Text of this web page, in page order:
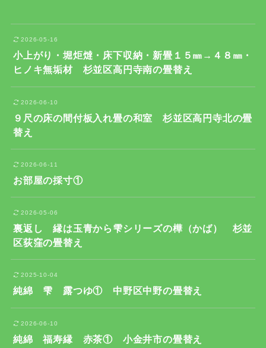
2026-05-16
小上がり・堀炬燵・床下収納・新畳１５㎜→４８㎜・
ヒノキ無垢材 杉並区高円寺南の畳替え
2026-06-10
９尺の床の間付板入れ畳の和室 杉並区高円寺北の畳
替え
2026-06-11
お部屋の採寸①
2026-05-06
裏返し 縁は玉青から雫シリーズの樺（かば） 杉並
区荻窪の畳替え
2025-10-04
純綿 雫 露つゆ① 中野区中野の畳替え
2026-06-10
純綿 福寿縁 赤茶① 小金井市の畳替え